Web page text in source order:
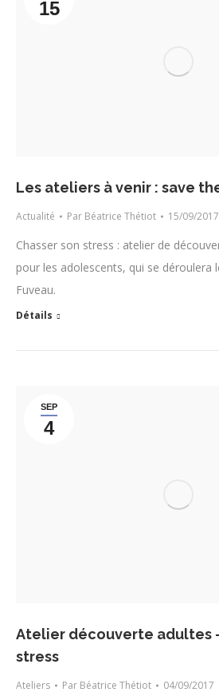
15
Les ateliers à venir : save
Actualité Par Béatrice Thétiot 15/09/2017
Chasser son stress : atelier de
pour les adolescents, qui se déroulera
Fuveau.
Détails
SEP
4
Atelier découverte adultes
stress
Ateliers Par Béatrice Thétiot 04/09/2017